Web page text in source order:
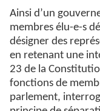
Ainsi d’un
membres élu-e-s
désigner des
en retenant une
23 de la
fonctions de
parlement,